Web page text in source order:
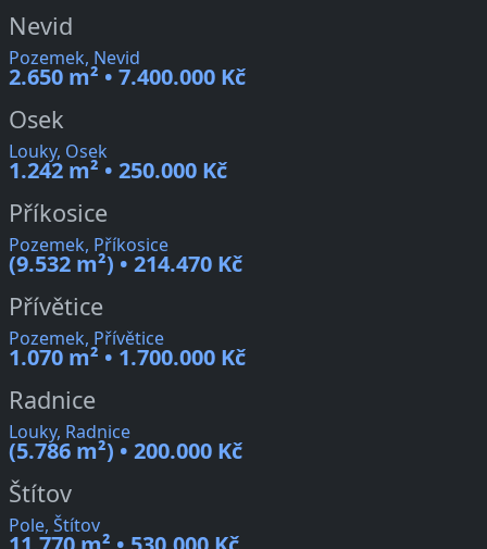
Nevid
Pozemek, Nevid
2.650 m² • 7.400.000 Kč
Osek
Louky, Osek
1.242 m² • 250.000 Kč
Příkosice
Pozemek, Příkosice
(9.532 m²) • 214.470 Kč
Přívětice
Pozemek, Přívětice
1.070 m² • 1.700.000 Kč
Radnice
Louky, Radnice
(5.786 m²) • 200.000 Kč
Štítov
Pole, Štítov